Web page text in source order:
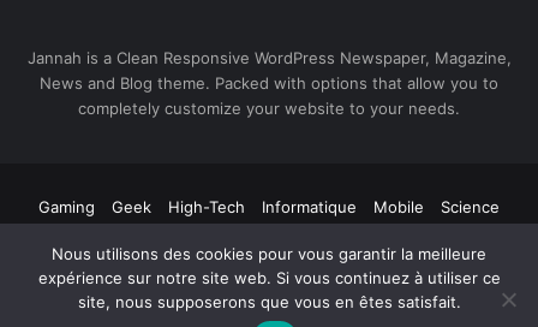
Jannah is a Clean Responsive WordPress Newspaper, Magazine,
News and Blog theme. Packed with options that allow you to
completely customize your website to your needs.
Gaming Geek High-Tech Informatique Mobile
Science
Web
Nous utilisons des cookies pour vous garantir la meilleure
expérience sur notre site web. Si vous continuez à utiliser ce
site, nous supposerons que vous en êtes satisfait.